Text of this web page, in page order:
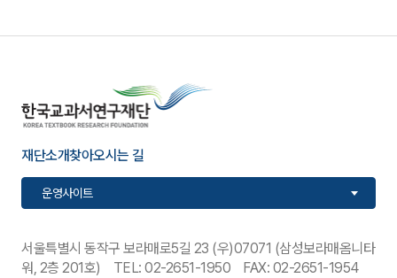
재단소개찾아오시는 길
서울특별시 동작구 보라매로5길 23 (우)07071 (삼성보라매옴니타
워, 2층 201호) TEL: 02-2651-1950 FAX: 02-2651-1954